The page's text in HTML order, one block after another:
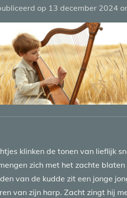
op 13 december 2024
klinken de tonen van lieflijk
zich met het zachte
van de kudde zit een jonge
van zijn harp. Zacht zingt hij